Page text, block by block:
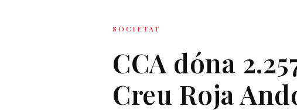
SOCIETAT
CCA dóna
Creu Roja